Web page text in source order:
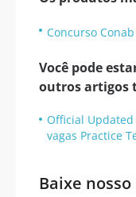
Concurso
Você pode
outros artigos
Official
vagas Practice
Baixe